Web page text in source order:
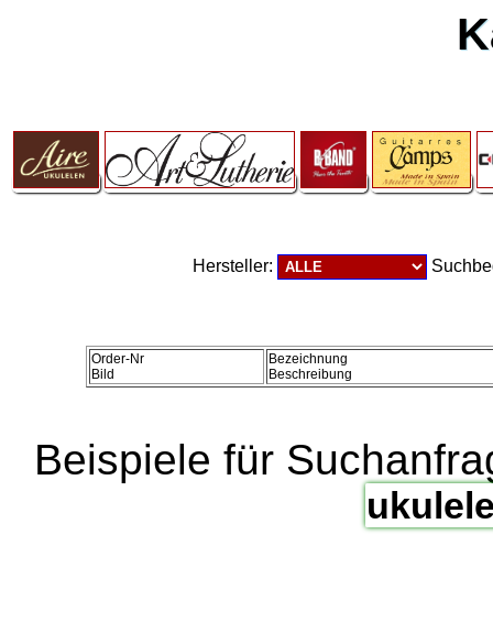
Hersteller:
Order-Nr
Bild
Bezeichnung
Beschreibung
Beispiele für